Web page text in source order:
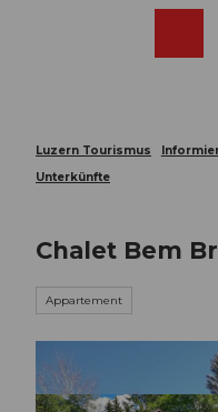
Luzern Tourismus
Unterkünfte
Chalet Bem
Appartement